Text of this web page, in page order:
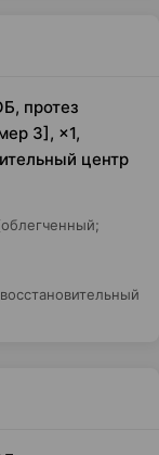
протез
3], ×1,
центр